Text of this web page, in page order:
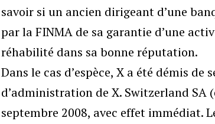
savoir si un ancien dirigeant d’une
par la FINMA de sa garantie d’une
réhabilité dans sa bonne réputation.
Dans le cas d’espèce, X a été démis
d’administration de X. Switzerland SA
septembre 2008, avec effet immédiat.